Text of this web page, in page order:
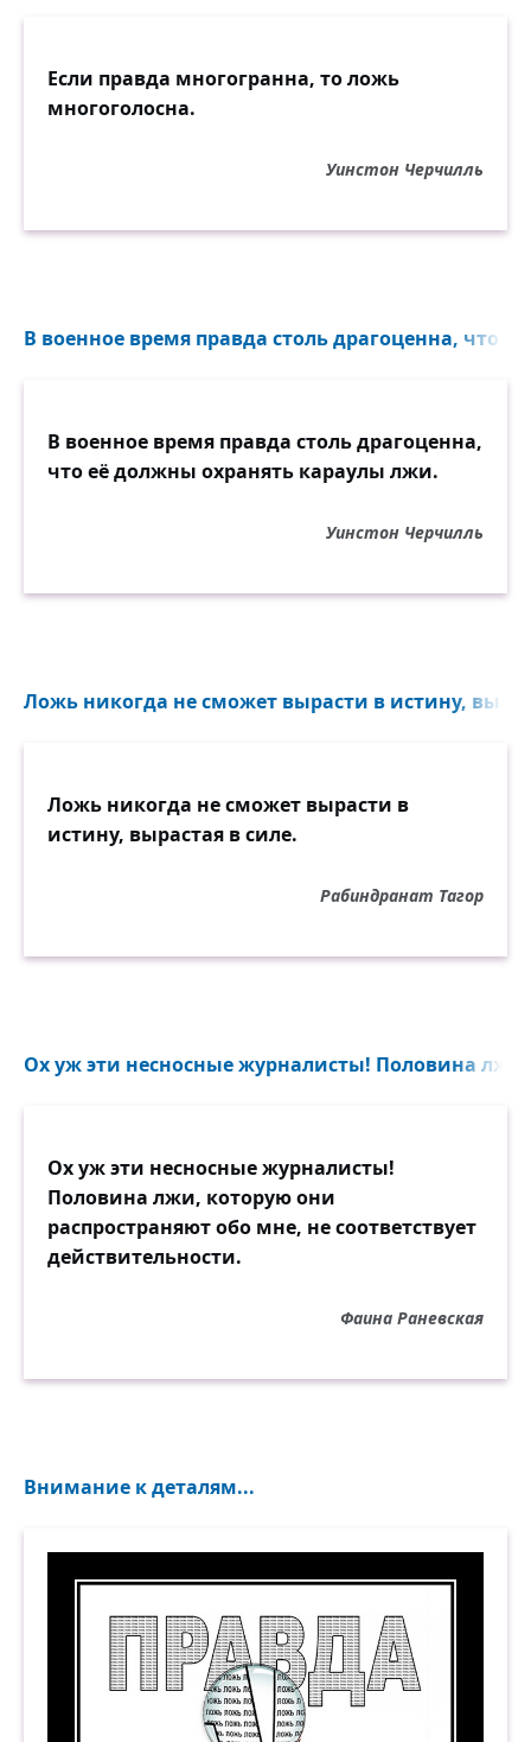
Если правда многогранна, то ложь
многоголосна.
Уинстон Черчилль
В военное время правда столь драгоценна, что
В военное время правда столь драгоценна,
что её должны охранять караулы лжи.
Уинстон Черчилль
Ложь никогда не сможет вырасти в истину,
Ложь никогда не сможет вырасти в
истину, вырастая в силе.
Рабиндранат Тагор
Ох уж эти несносные журналисты! Половина
Ох уж эти несносные журналисты!
Половина лжи, которую они
распространяют обо мне, не соответствует
действительности.
Фаина Раневская
Внимание к деталям...